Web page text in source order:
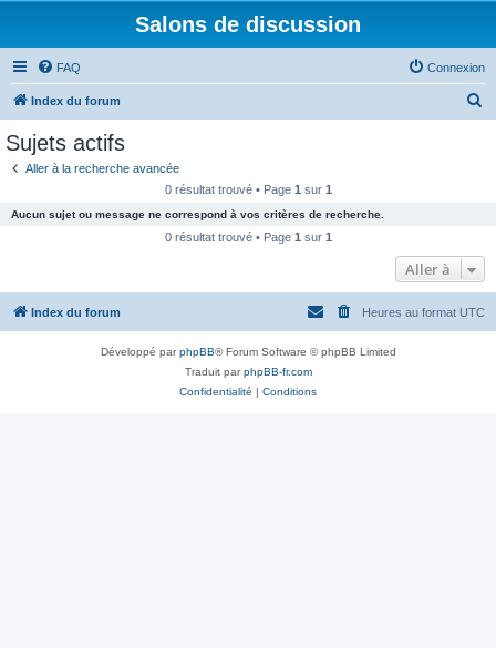
Salons de discussion
FAQ Connexion
Index du forum
c
e
Sujets actifs
Aller à la recherche avancée
0 résultat trouvé • Page 1 sur 1
Aucun sujet ou message ne correspond à vos critères de recherche.
0 résultat trouvé • Page 1 sur 1
Aller à
Index du forum Heures au format UTC
Développé parphpBB® Forum Software © phpBB Limited
Traduit parphpBB-fr.com
Confidentialité | Conditions